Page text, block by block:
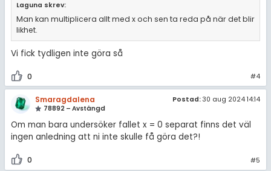
Laguna skrev:
Man kan multiplicera allt med x och sen ta reda på när det blir
likhet.
Vi fick tydligen inte göra så
0 #4
Smaragdalena
78892 – Avstängd
Postad: 30 aug 2024 14:14
Om man bara undersöker fallet x = 0 separat finns det väl
ingen anledning att ni inte skulle få göra det?!
0 #5